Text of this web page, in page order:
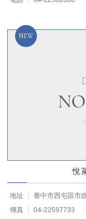
悅
地址
臺中市西屯區市
傳真
04-22597733